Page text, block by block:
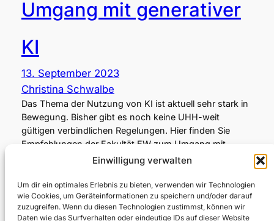
Einwilligung verwalten
Um dir ein optimales Erlebnis zu bieten, verwenden wir Technologien
wie Cookies, um Geräteinformationen zu speichern und/oder darauf
zuzugreifen. Wenn du diesen Technologien zustimmst, können wir
Daten wie das Surfverhalten oder eindeutige IDs auf dieser Website
Umgang mit generativer
KI
13. September 2023
Christina Schwalbe
Das Thema der Nutzung von KI ist aktuell sehr stark in
Bewegung. Bisher gibt es noch keine UHH-weit
gültigen verbindlichen Regelungen. Hier finden Sie
Empfehlungen der Fakultät EW zum Umgang mit
generativer KI wie z.B. ChatGPT im Rahmen von
immer mit den Lehrenden und
Prüfungsverantwortlichen die genauen Vorgaben…